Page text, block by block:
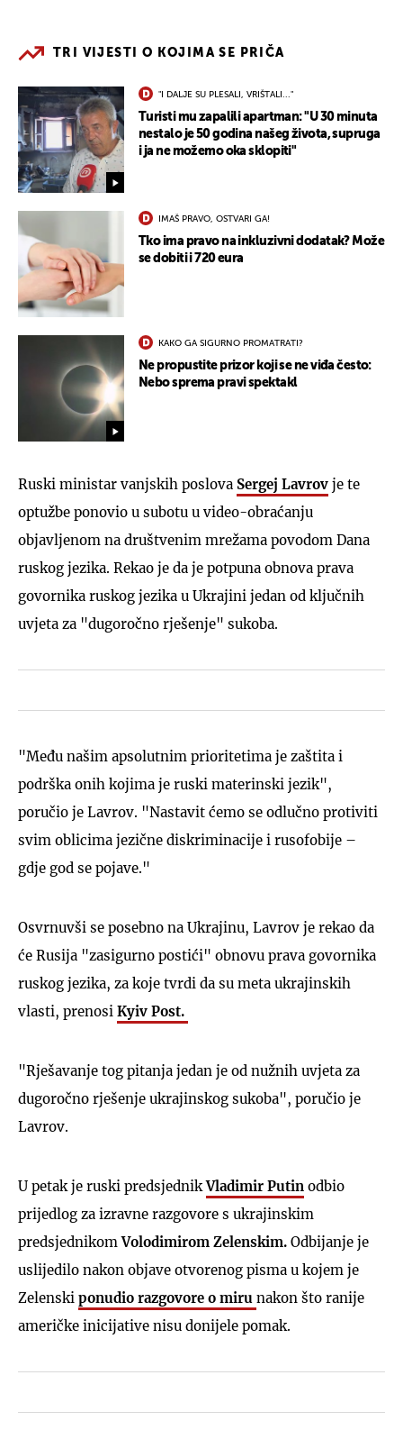
TRI VIJESTI O KOJIMA SE PRIČA
"I DALJE SU PLESALI, VRIŠTALI..."
Turisti mu zapalili apartman: "U 30 minuta
nestalo je 50 godina našeg života, supruga
i ja ne možemo oka sklopiti"
IMAŠ PRAVO, OSTVARI GA!
Tko ima pravo na inkluzivni dodatak? Može
se dobiti i 720 eura
KAKO GA SIGURNO PROMATRATI?
Ne propustite prizor koji se ne viđa često:
Nebo sprema pravi spektakl
Ruski ministar vanjskih poslova Sergej Lavrov je te
optužbe ponovio u subotu u video-obraćanju
objavljenom na društvenim mrežama povodom Dana
ruskog jezika. Rekao je da je potpuna obnova prava
govornika ruskog jezika u Ukrajini jedan od ključnih
uvjeta za "dugoročno rješenje" sukoba.
"Među našim apsolutnim prioritetima je zaštita i
podrška onih kojima je ruski materinski jezik",
poručio je Lavrov. "Nastavit ćemo se odlučno protiviti
svim oblicima jezične diskriminacije i rusofobije –
gdje god se pojave."
Osvrnuvši se posebno na Ukrajinu, Lavrov je rekao da
će Rusija "zasigurno postići" obnovu prava govornika
ruskog jezika, za koje tvrdi da su meta ukrajinskih
vlasti, prenosi Kyiv Post.
"Rješavanje tog pitanja jedan je od nužnih uvjeta za
dugoročno rješenje ukrajinskog sukoba", poručio je
Lavrov.
U petak je ruski predsjednikVladimir Putin odbio
prijedlog za izravne razgovore s ukrajinskim
predsjednikomVolodimirom Zelenskim. Odbijanje je
uslijedilo nakon objave otvorenog pisma u kojem je
Zelenski ponudio razgovore o miru nakon što ranije
američke inicijative nisu donijele pomak.